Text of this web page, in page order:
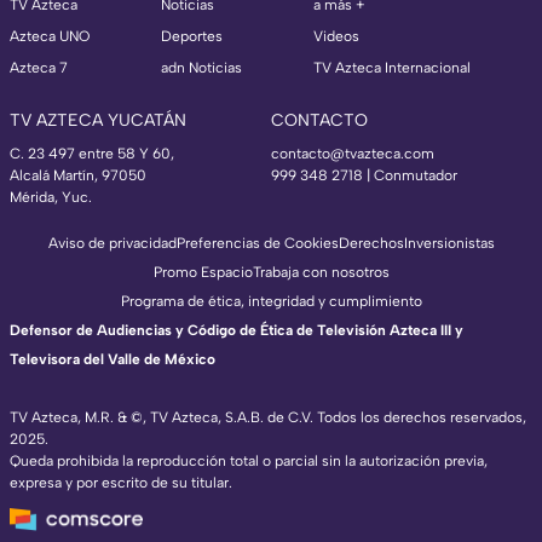
TV Azteca
Azteca UNO
Azteca 7
Noticias
Deportes
adn Noticias
a más +
Videos
TV Azteca Internacional
TV AZTECA YUCATÁN
C. 23 497 entre 58 Y 60,
Alcalá Martín, 97050
Mérida, Yuc.
CONTACTO
contacto@tvazteca.com
999 348 2718 | Conmutador
TV Azteca, M.R. & ©, TV Azteca, S.A.B. de C.V. Todos los derechos reservados,
2025.
Queda prohibida la reproducción total o parcial sin la autorización previa,
expresa y por escrito de su titular.
Aviso de privacidadPreferencias de CookiesDerechosInversionistas
Promo EspacioTrabaja con nosotros
Programa de ética, integridad y cumplimiento
Defensor de Audiencias y Código de Ética de Televisión Azteca III y
Televisora del Valle de México